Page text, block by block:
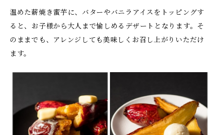
温めた薪焼き蜜芋に、バターやバニラアイスをトッピングす
ると、お子様から大人まで愉しめるデザートとなります。そ
のままでも、アレンジしても美味しくお召し上がりいただけ
ます。